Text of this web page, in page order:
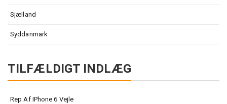
Sjælland
Syddanmark
TILFÆLDIGT INDLÆG
Rep Af IPhone 6 Vejle